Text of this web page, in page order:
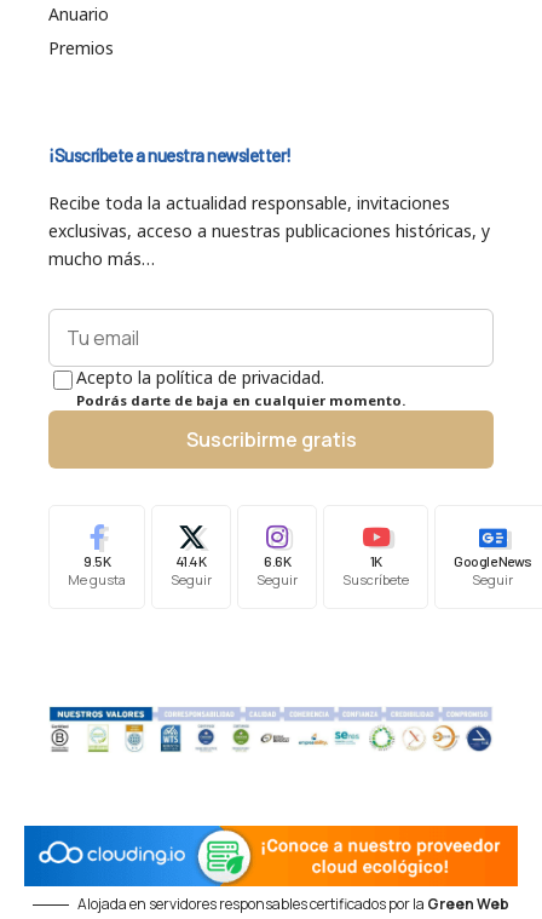
Anuario
Premios
¡Suscríbete a nuestra newsletter!
Recibe toda la actualidad responsable, invitaciones
exclusivas, acceso a nuestras publicaciones históricas, y
mucho más…
Acepto la política de privacidad.
Podrás darte de baja en cualquier momento.
Suscribirme gratis
9.5K
Me gusta
41.4K
Seguir
6.6K
Seguir
1K
Suscríbete
Google News
Seguir
Alojada en servidores responsables certificados por la Green Web